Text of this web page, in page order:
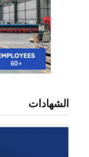
الشهادات